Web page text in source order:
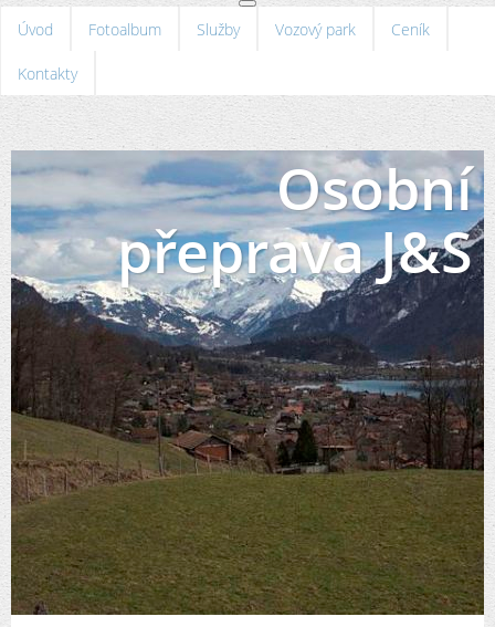
Úvod Fotoalbum Služby Vozový park Ceník
Kontakty
Osobní
přeprava J&S